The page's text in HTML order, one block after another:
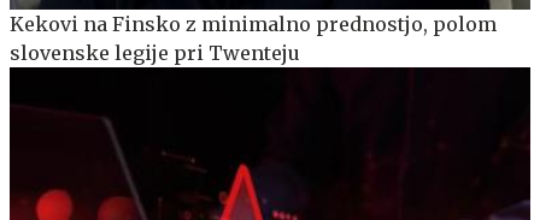
Kekovi na Finsko z minimalno prednostjo, polom
slovenske legije pri Twenteju